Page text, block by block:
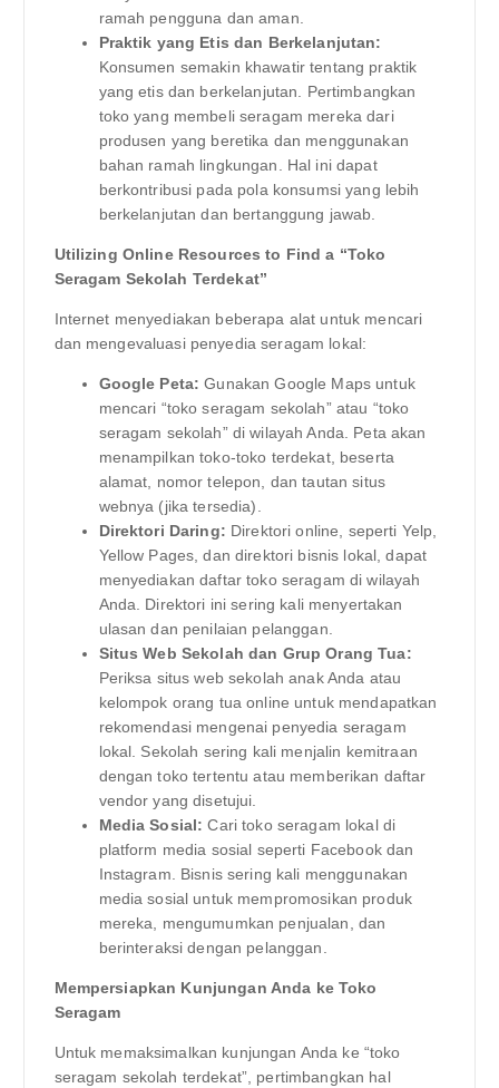
ramah pengguna dan aman.
Praktik yang Etis dan Berkelanjutan:
Konsumen semakin khawatir tentang praktik
yang etis dan berkelanjutan. Pertimbangkan
toko yang membeli seragam mereka dari
produsen yang beretika dan menggunakan
bahan ramah lingkungan. Hal ini dapat
berkontribusi pada pola konsumsi yang lebih
berkelanjutan dan bertanggung jawab.
Utilizing Online Resources to Find a “Toko
Seragam Sekolah Terdekat”
Internet menyediakan beberapa alat untuk mencari
dan mengevaluasi penyedia seragam lokal:
Google Peta: Gunakan Google Maps untuk
mencari “toko seragam sekolah” atau “toko
seragam sekolah” di wilayah Anda. Peta akan
menampilkan toko-toko terdekat, beserta
alamat, nomor telepon, dan tautan situs
webnya (jika tersedia).
Direktori Daring: Direktori online, seperti Yelp,
Yellow Pages, dan direktori bisnis lokal, dapat
menyediakan daftar toko seragam di wilayah
Anda. Direktori ini sering kali menyertakan
ulasan dan penilaian pelanggan.
Situs Web Sekolah dan Grup Orang Tua:
Periksa situs web sekolah anak Anda atau
kelompok orang tua online untuk mendapatkan
rekomendasi mengenai penyedia seragam
lokal. Sekolah sering kali menjalin kemitraan
dengan toko tertentu atau memberikan daftar
vendor yang disetujui.
Media Sosial: Cari toko seragam lokal di
platform media sosial seperti Facebook dan
Instagram. Bisnis sering kali menggunakan
media sosial untuk mempromosikan produk
mereka, mengumumkan penjualan, dan
berinteraksi dengan pelanggan.
Mempersiapkan Kunjungan Anda ke Toko
Seragam
Untuk memaksimalkan kunjungan Anda ke “toko
seragam sekolah terdekat”, pertimbangkan hal